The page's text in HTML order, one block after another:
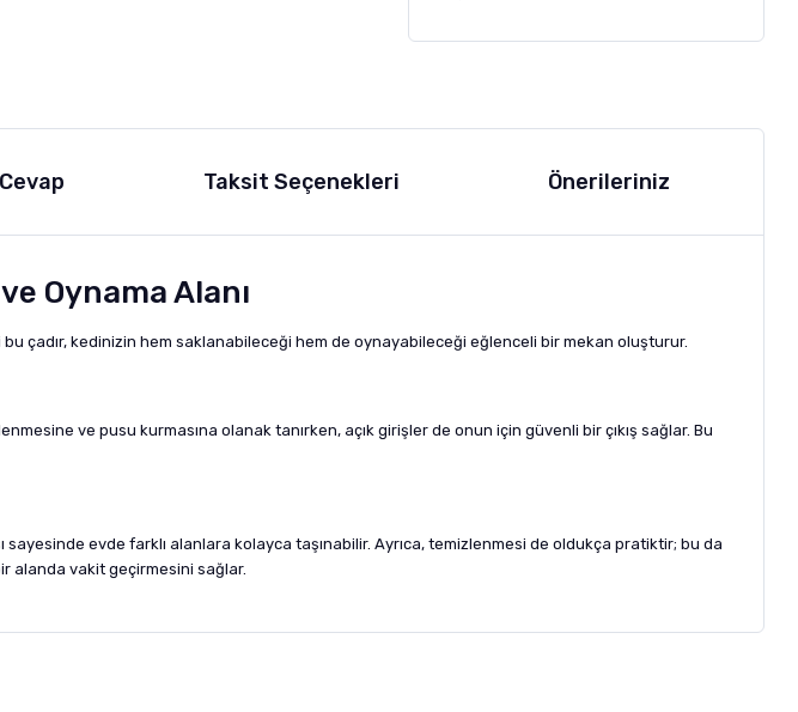
Taksit Seçenekleri Önerileriniz
Oynama Alanı
çadır, kedinizin hem saklanabileceği hem de oynayabileceği eğlenceli bir mekan oluşturur.
ve pusu kurmasına olanak tanırken, açık girişler de onun için güvenli bir çıkış sağlar. Bu
sayesinde evde farklı alanlara kolayca taşınabilir. Ayrıca, temizlenmesi de oldukça pratiktir; bu da
alanda vakit geçirmesini sağlar.